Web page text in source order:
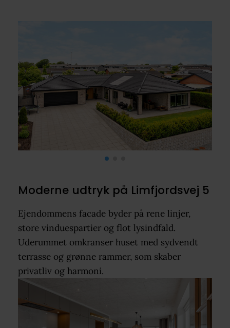
Moderne udtryk på Limfjordsvej 5
Ejendommens facade byder på rene linjer,
store vinduespartier og flot lysindfald.
Uderummet omkranser huset med sydvendt
terrasse og grønne rammer, som skaber
privatliv og harmoni.